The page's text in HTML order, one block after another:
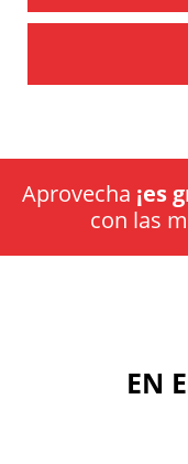
Aprovecha ¡es
con las
EN